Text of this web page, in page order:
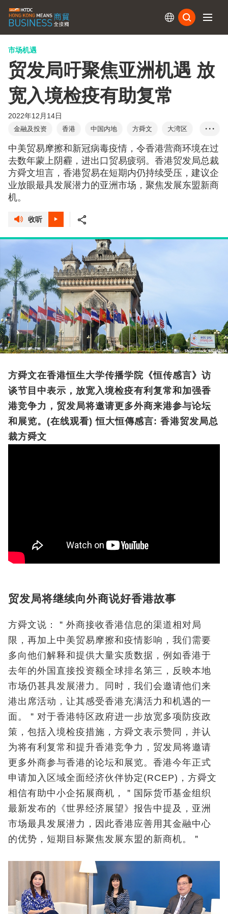
市场机遇
贸发局吁聚焦亚洲机遇 放
宽入境检疫有助复常
2022年12月14日
金融及投资 香港 中国内地 方舜文
大湾区
亚洲
东盟 一带一路
进出口贸易
外国直接投资
香港品牌 初创
内循环
RCEP
区域全面经济伙伴协定 恒传感言
• • •
中美贸易摩擦和新冠病毒疫情，令香港营商环境在过
去数年蒙上阴霾，进出口贸易疲弱。香港贸发局总裁
方舜文坦言，香港贸易在短期内仍持续受压，建议企
业放眼最具发展潜力的亚洲市场，聚焦发展东盟新商
机。
收听
方舜文在香港恒生大学传播学院《恒传感言》访
谈节目中表示，放宽入境检疫有利复常和加强香
港竞争力，贸发局将邀请更多外商来港参与论坛
和展览。(在线观看) 恒大恒傳感言: 香港贸发局总
裁方舜文
贸发局将继续向外商说好香港故事
方舜文说：＂外商接收香港信息的渠道相对局
限，再加上中美贸易摩擦和疫情影响，我们需要
多向他们解释和提供大量实质数据，例如香港于
去年的外国直接投资额全球排名第三，反映本地
市场仍甚具发展潜力。同时，我们会邀请他们来
港出席活动，让其感受香港充满活力和机遇的一
面。＂对于香港特区政府进一步放宽多项防疫政
策，包括入境检疫措施，方舜文表示赞同，并认
为将有利复常和提升香港竞争力，贸发局将邀请
更多外商参与香港的论坛和展览。香港今年正式
申请加入区域全面经济伙伴协定(RCEP)，方舜文
相信有助中小企拓展商机，＂国际货币基金组织
最新发布的《世界经济展望》报告中提及，亚洲
市场最具发展潜力，因此香港应善用其金融中心
的优势，短期目标聚焦发展东盟的新商机。＂